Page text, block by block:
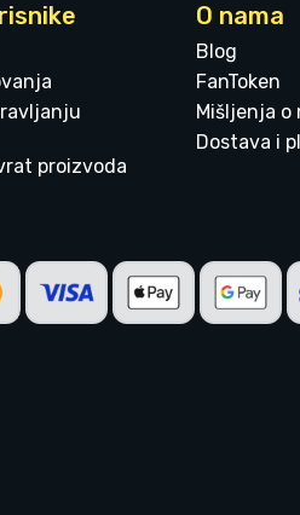
proizvoda
O nama
Blog
FanToken
Mišljenja o
Dostava i